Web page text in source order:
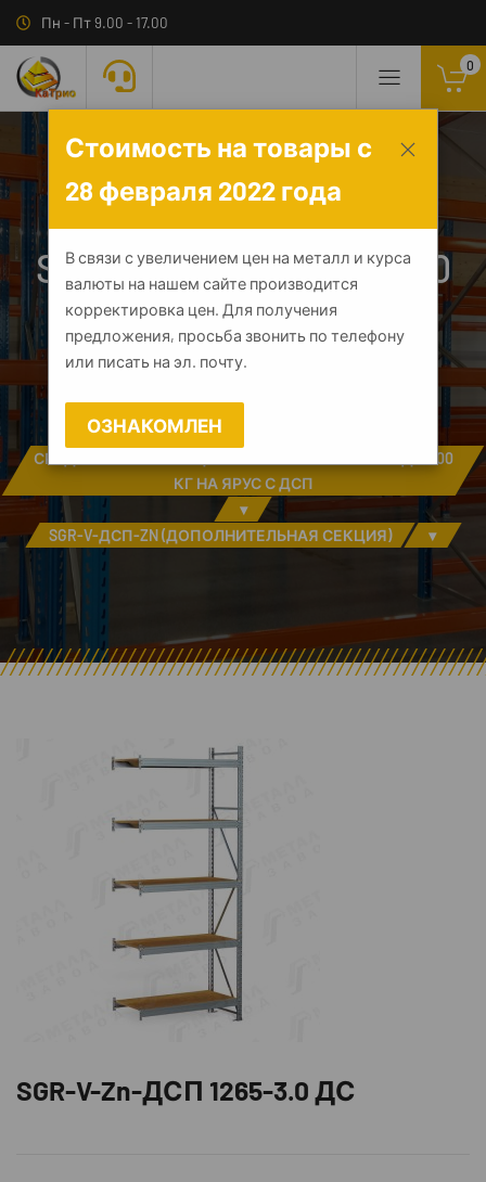
Пн - Пт 9.00 - 17.00
0
SGR-V-Zn-ДСП 1265-3.0
ДС
МЕТАЛЛИЧЕСКИЕ СТЕЛЛАЖИ
СТЕЛЛАЖИ SGR
СРЕДНЕГРУЗОВОЙ ОЦИНКОВАННЫЙ СТЕЛЛАЖ ДО 500
КГ НА ЯРУС С ДСП
▾
SGR-V-ДСП-ZN (ДОПОЛНИТЕЛЬНАЯ СЕКЦИЯ)
▾
SGR-V-Zn-ДСП 1265-3.0 ДС
Стоимость на товары с
28 февраля 2022 года
В связи с увеличением цен на металл и курса
валюты на нашем сайте производится
корректировка цен. Для получения
предложения, просьба звонить по телефону
или писать на эл. почту.
ОЗНАКОМЛЕН